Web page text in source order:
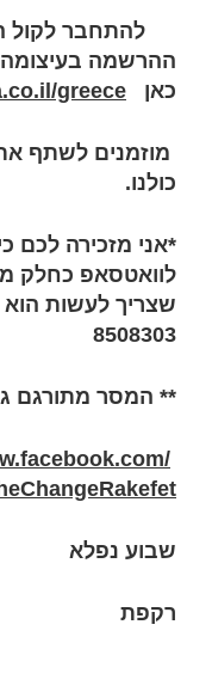
להתחבר לקול
ההרשמה
כאן greece
מוזמנים לשתף
כולנו.
*אני מזכירה לכם
לוואטסאפ כחלק
8508303
** המסר מתורגם
שבוע נפלא
רקפת